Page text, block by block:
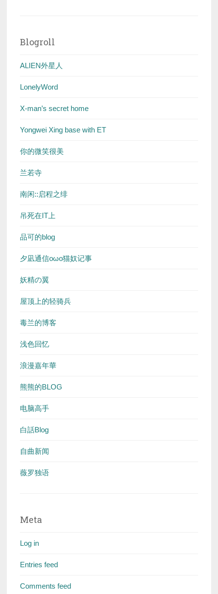
Blogroll
ALIEN外星人
LonelyWord
X-man’s secret home
Yongwei Xing base with ET
你的微笑很美
兰若寺
南闲::启程之绯
吊死在IT上
品可的blog
夕凪通信oωo猫奴记事
妖精の翼
屋顶上的轻骑兵
毒兰的博客
浅色回忆
浪漫嘉年華
熊熊的BLOG
电脑高手
白話Blog
自曲新闻
薇罗独语
Meta
Log in
Entries feed
Comments feed